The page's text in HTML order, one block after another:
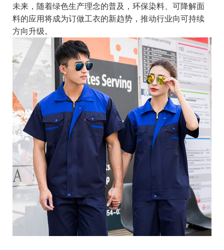
未来，随着绿色生产理念的普及，环保染料、可降解面
料的应用将成为订做工衣的新趋势，推动行业向可持续
方向升级。